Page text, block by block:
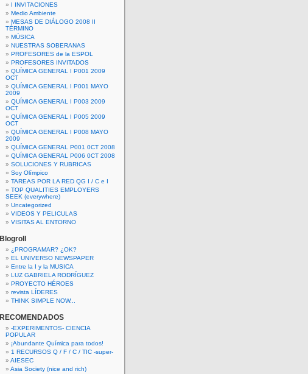
I INVITACIONES
Medio Ambiente
MESAS DE DIÁLOGO 2008 II
TÉRMINO
MÚSICA
NUESTRAS SOBERANAS
PROFESORES de la ESPOL
PROFESORES INVITADOS
QUÍMICA GENERAL I P001 2009
OCT
QUÍMICA GENERAL I P001 MAYO
2009
QUÍMICA GENERAL I P003 2009
OCT
QUÍMICA GENERAL I P005 2009
OCT
QUÍMICA GENERAL I P008 MAYO
2009
QUÍMICA GENERAL P001 0CT 2008
QUÍMICA GENERAL P006 0CT 2008
SOLUCIONES Y RUBRICAS
Soy Olímpico
TAREAS POR LA RED QG I / C e I
TOP QUALITIES EMPLOYERS
SEEK (everywhere)
Uncategorized
VIDEOS Y PELICULAS
VISITAS AL ENTORNO
Blogroll
¿PROGRAMAR? ¿OK?
EL UNIVERSO NEWSPAPER
Entre la I y la MUSICA
LUZ GABRIELA RODRÍGUEZ
PROYECTO HÉROES
revista LÍDERES
THINK SIMPLE NOW...
RECOMENDADOS
-EXPERIMENTOS- CIENCIA
POPULAR
¡Abundante Química para todos!
1 RECURSOS Q / F / C / TIC -super-
AIESEC
Asia Society (nice and rich)